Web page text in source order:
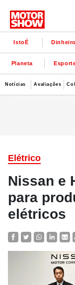
IstoÉ Dinheiro
Planeta
Notícias Avaliações
Elétrico
Nissan e
para
elétricos